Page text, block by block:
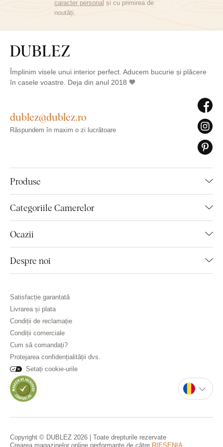
caracter personal și cu primirea de
noutăți.
Împlinim visele unui interior perfect. Aducem bucurie și plăcere
în casele voastre. Deja din anul 2018 🧡
Produse
Categoriile Camerelor
Ocazii
Despre noi
dublez@dublez.ro
Răspundem în maxim o zi lucrătoare
Satisfacție garantată
Livrarea și plata
Condiții de reclamație
Condiții comerciale
Cum să comandați?
Protejarea confidențialității dvs.
Setați cookie-urile
Copyright © DUBLEZ 2026 | Toate drepturile rezervate
Crearea magazinelor online performante de către RIESENIA